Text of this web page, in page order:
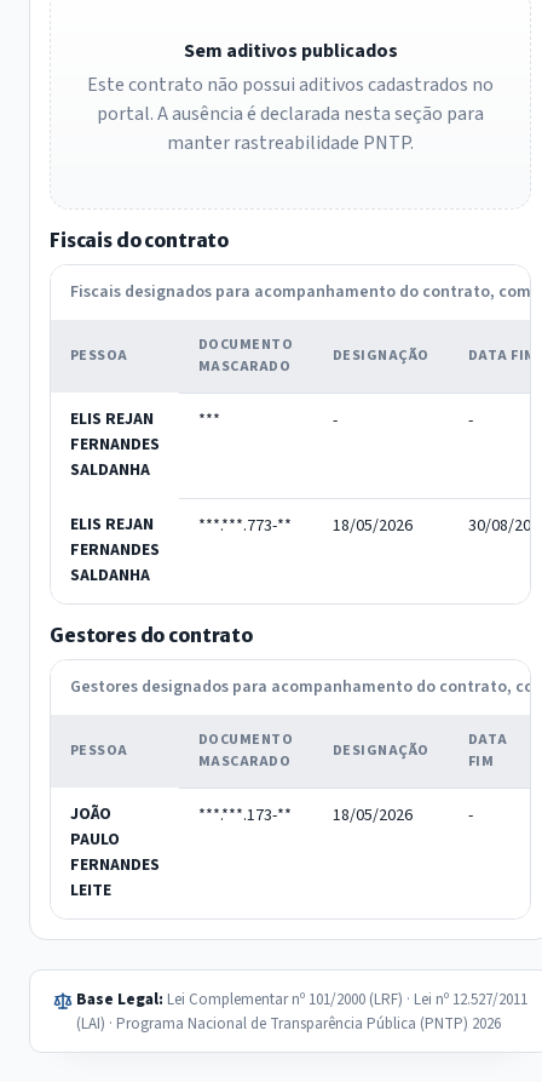
Sem aditivos publicados
Este contrato não possui aditivos cadastrados no
portal. A ausência é declarada nesta seção para
manter rastreabilidade PNTP.
Fiscais do contrato
Fiscais designados para acompanhamento do contrato, com
PESSOA
DOCUMENTO
MASCARADO
DESIGNAÇÃO DATA FIM
ELIS REJAN
FERNANDES
SALDANHA
*** - -
ELIS REJAN
FERNANDES
SALDANHA
***.***.773-** 18/05/2026 30/08/
Gestores do contrato
Gestores designados para acompanhamento do contrato,
PESSOA
DOCUMENTO
MASCARADO
DESIGNAÇÃO
DATA
FIM
JOÃO
PAULO
FERNANDES
LEITE
***.***.173-** 18/05/2026 -
Base Legal: Lei Complementar nº 101/2000 (LRF) · Lei nº 12.527/2011
(LAI) · Programa Nacional de Transparência Pública (PNTP) 2026